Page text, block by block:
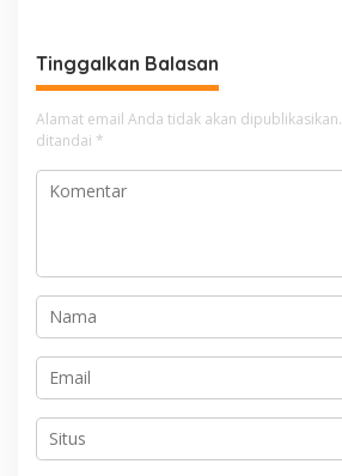
g
a
s
i
p
Tinggalkan Balasan
Alamat email Anda tidak akan dipublikasikan.
ditandai *